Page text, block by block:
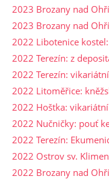
2023 Brozany nad
2023 Brozany nad
2022 Libotenice
2022 Terezín: z
2022 Terezín:
2022 Litoměřice:
2022 Hoštka:
2022 Nučničky: pouť
2022 Terezín:
2022 Ostrov sv.
2022 Brozany nad